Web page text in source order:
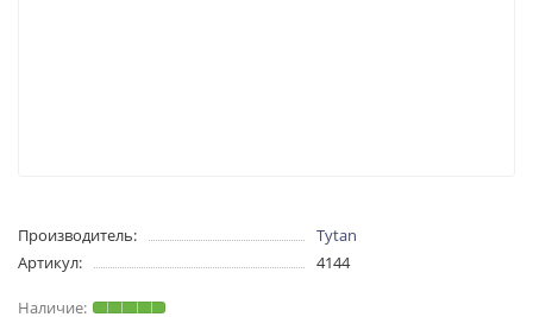
Производитель:
Tytan
Артикул:
4144